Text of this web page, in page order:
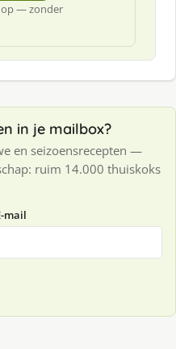
— zonder
in je mailbox?
en seizoensrecepten —
ruim 14.000 thuiskoks
mail